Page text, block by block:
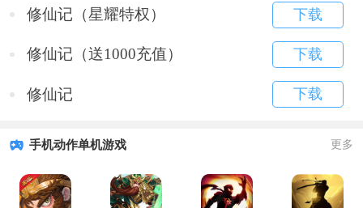
修仙记（星耀特权） 下载
修仙记（送1000充值） 下载
修仙记 下载
手机动作单机游戏 更多